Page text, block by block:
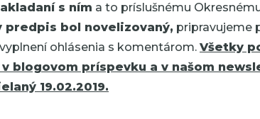
s ním a to príslušnému
predpis bol novelizovaný, pripravujeme
ohlásenia s komentárom. Všetky
v blogovom príspevku a v našom
19.02.2019.